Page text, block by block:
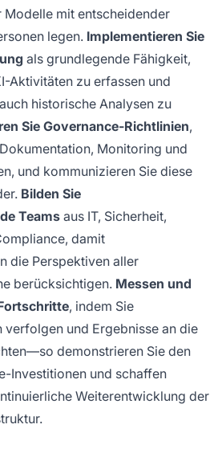
Modelle mit entscheidender
legen. Implementieren Sie
als grundlegende Fähigkeit,
Aktivitäten zu erfassen und
historische Analysen zu
Sie Governance-Richtlinien,
Monitoring und
und kommunizieren Sie diese
Bilden Sie
Teams aus IT, Sicherheit,
damit
die Perspektiven aller
berücksichtigen. Messen und
, indem Sie
verfolgen und Ergebnisse an die
demonstrieren Sie den
Investitionen und schaffen
Weiterentwicklung der